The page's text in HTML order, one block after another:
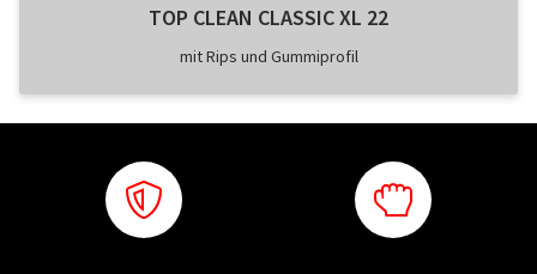
TOP CLEAN CLASSIC XL 22
mit Rips und Gummiprofil